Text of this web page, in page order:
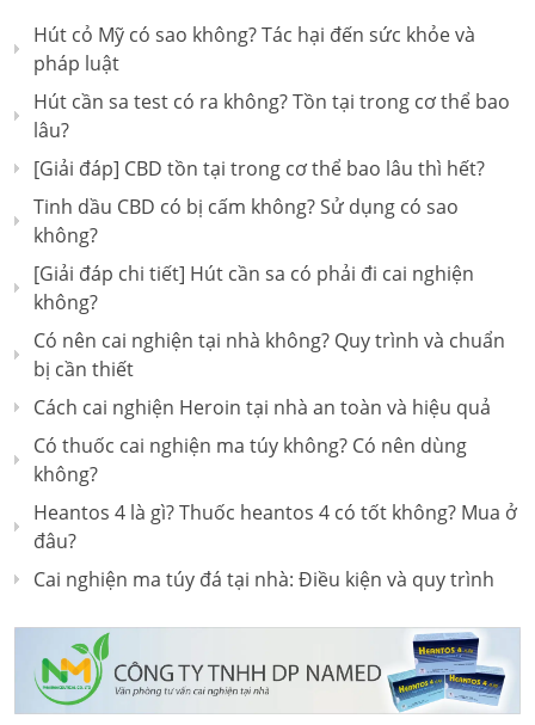
Hút cỏ Mỹ có sao không? Tác hại đến sức khỏe và
pháp luật
Hút cần sa test có ra không? Tồn tại trong cơ thể bao
lâu?
[Giải đáp] CBD tồn tại trong cơ thể bao lâu thì hết?
Tinh dầu CBD có bị cấm không? Sử dụng có sao
không?
[Giải đáp chi tiết] Hút cần sa có phải đi cai nghiện
không?
Có nên cai nghiện tại nhà không? Quy trình và chuẩn
bị cần thiết
Cách cai nghiện Heroin tại nhà an toàn và hiệu quả
Có thuốc cai nghiện ma túy không? Có nên dùng
không?
Heantos 4 là gì? Thuốc heantos 4 có tốt không? Mua ở
đâu?
Cai nghiện ma túy đá tại nhà: Điều kiện và quy trình